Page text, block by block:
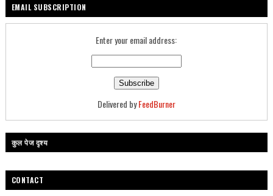
EMAIL SUBSCRIPTION
Enter your email address:
Delivered byFeedBurner
कुल पेज दृश्य
CONTACT